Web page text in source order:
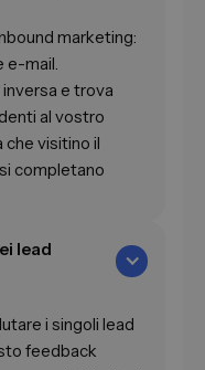
marketing:
e-mail.
e trova
al vostro
che visitino il
completano
lead
i singoli lead
feedback